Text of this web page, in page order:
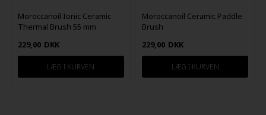
Moroccanoil Ionic Ceramic
Thermal Brush 55 mm
229,00 DKK
Moroccanoil Ceramic Paddle
Brush
229,00 DKK